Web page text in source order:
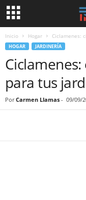
Inicio Hogar Ciclamenes:
HOGAR JARDINERÍA
para tus
Por Carmen Llamas - 09/09/